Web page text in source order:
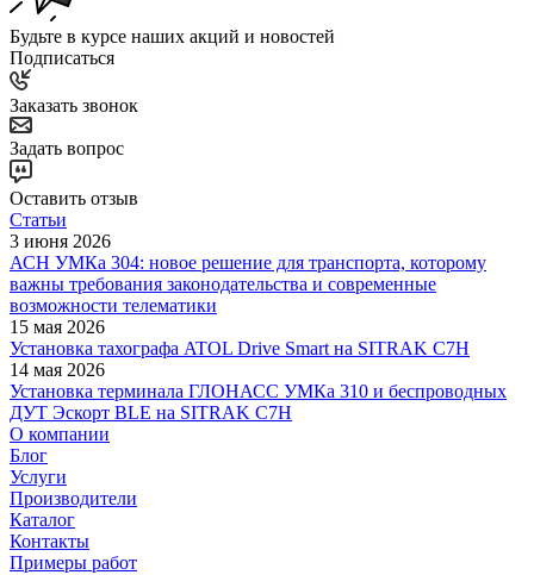
Будьте в курсе наших акций и новостей
Подписаться
Заказать звонок
Задать вопрос
Оставить отзыв
Статьи
3 июня 2026
АСН УМКа 304: новое решение для транспорта, которому
важны требования законодательства и современные
возможности телематики
15 мая 2026
Установка тахографа ATOL Drive Smart на SITRAK C7H
14 мая 2026
Установка терминала ГЛОНАСС УМКа 310 и беспроводных
ДУТ Эскорт BLE на SITRAK C7H
О компании
Блог
Услуги
Производители
Каталог
Контакты
Примеры работ